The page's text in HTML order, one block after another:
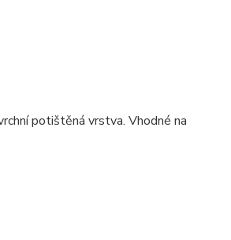
potištěná vrstva. Vhodné na